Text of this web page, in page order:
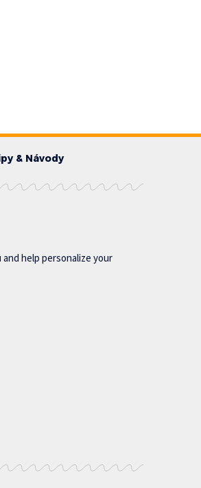
& Návody
help personalize your